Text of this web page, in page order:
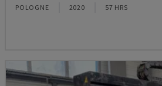
POLOGNE 2020 57 HRS